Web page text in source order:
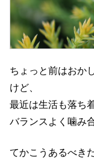
ちょっと前はおか
けど、
最近は生活も落ち
バランスよく噛み
てかこうあるべき